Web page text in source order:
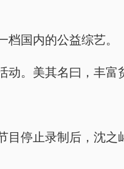
国内的公益综艺。
。美其名曰，丰富
停止录制后，沈之